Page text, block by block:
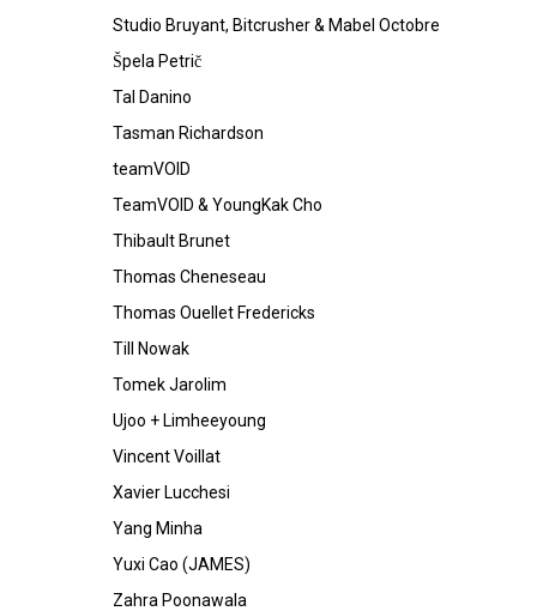
Studio Bruyant, Bitcrusher & Mabel Octobre
Špela Petrič
Tal Danino
Tasman Richardson
teamVOID
TeamVOID & YoungKak Cho
Thibault Brunet
Thomas Cheneseau
Thomas Ouellet Fredericks
Till Nowak
Tomek Jarolim
Ujoo + Limheeyoung
Vincent Voillat
Xavier Lucchesi
Yang Minha
Yuxi Cao (JAMES)
Zahra Poonawala